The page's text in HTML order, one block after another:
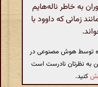
به خاطر ناله‌هایم
زمانی که داوود با
توسط هوش مصنوعی در
به نظرتان نادرست است
کنید.